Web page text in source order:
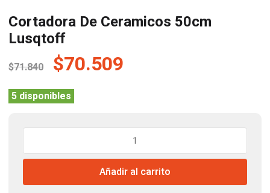
Cortadora De Ceramicos 50cm
Lusqtoff
$71.840 El
precio
original
era:
$70.509
es:
$70.509.
5 disponibles
Ceramicos
Lusqtoff
Añadir al carrito